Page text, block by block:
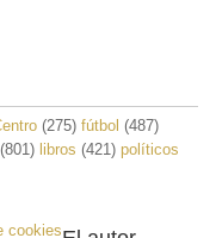
(275) fútbol (487)
(801) libros (421) políticos
cookies